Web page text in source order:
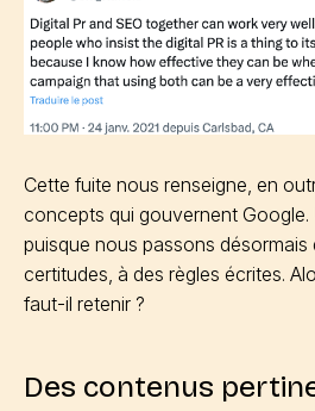
Cette fuite nous renseigne, en
concepts qui gouvernent Google.
puisque nous passons
certitudes, à des règles écrites.
faut-il retenir ?
Des contenus